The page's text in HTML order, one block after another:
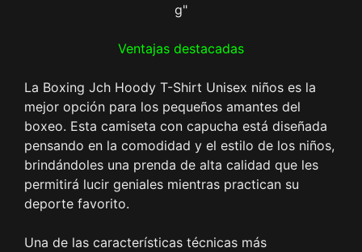
g"
Ventajas destacadas
La Boxing Jch Hoody T-Shirt Unisex niños es la
mejor opción para los pequeños amantes del
boxeo. Esta camiseta con capucha está diseñada
pensando en la comodidad y el estilo de los niños,
brindándoles una prenda de alta calidad que les
permitirá lucir geniales mientras practican su
deporte favorito.
Una de las características técnicas más